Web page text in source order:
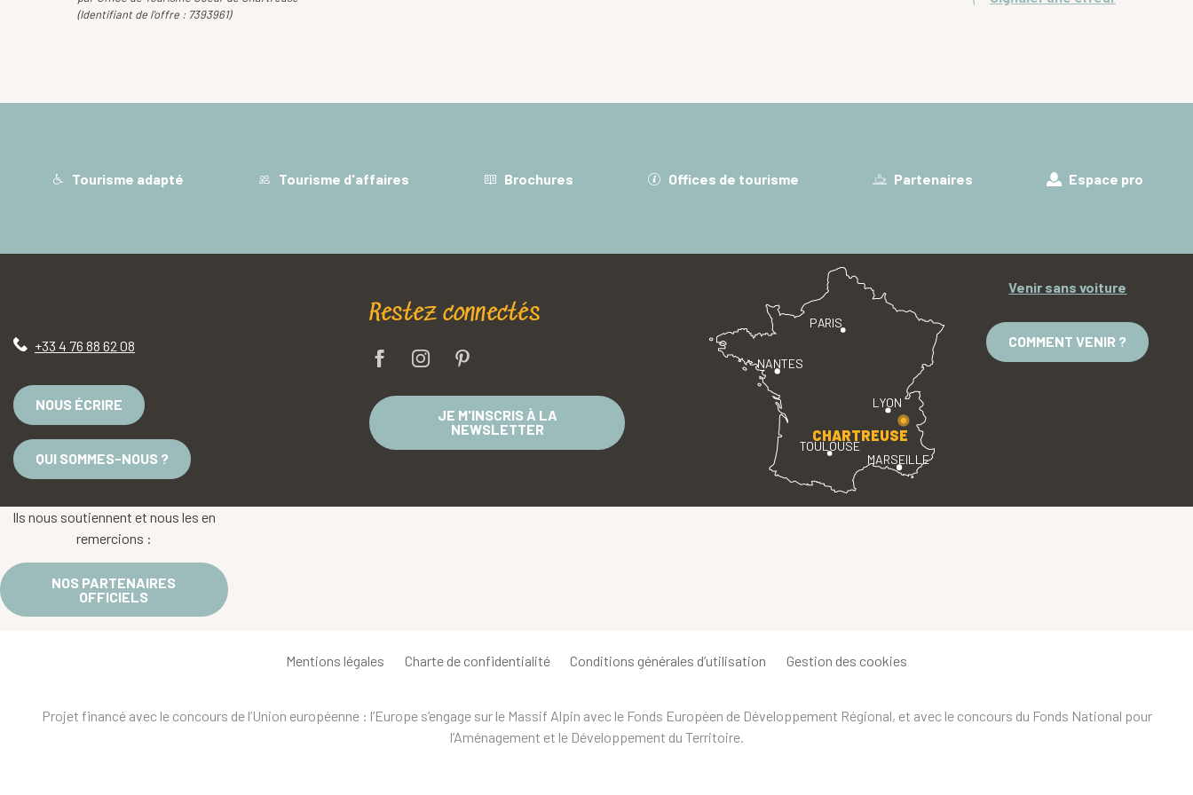
(Identifiant de l'offre : 7393961)
Tourisme adapté Tourisme d'affaires Brochures Offices de tourisme Partenaires Espace pro
+33 4 76 88 62 08
NOUS ÉCRIRE
QUI SOMMES-NOUS ?
Restez connectés
JE M'INSCRIS À LA
NEWSLETTER
PARIS
LYON
TOULOUSE
MARSEILLE
NANTES
CHARTREUSE
Venir sans voiture
COMMENT VENIR ?
Ils nous soutiennent et nous les en
remercions :
NOS PARTENAIRES
OFFICIELS
Mentions légales Charte de confidentialité Conditions générales d’utilisation Gestion des cookies
Projet financé avec le concours de l’Union européenne : l’Europe s’engage sur le Massif Alpin avec le Fonds Européen de Développement Régional, et avec le concours du Fonds National pour
l’Aménagement et le Développement du Territoire.